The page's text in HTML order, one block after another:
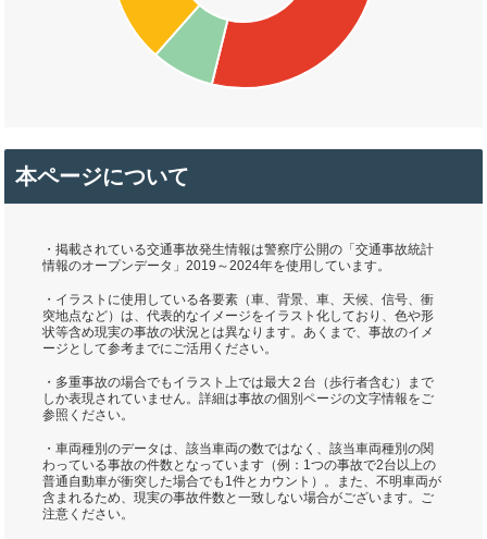
本ページについて
・掲載されている交通事故発生情報は警察庁公開の「交通事故統計
情報のオープンデータ」2019～2024年を使用しています。
・イラストに使用している各要素（車、背景、車、天候、信号、衝
突地点など）は、代表的なイメージをイラスト化しており、色や形
状等含め現実の事故の状況とは異なります。あくまで、事故のイメ
ージとして参考までにご活用ください。
・多重事故の場合でもイラスト上では最大２台（歩行者含む）まで
しか表現されていません。詳細は事故の個別ページの文字情報をご
参照ください。
・車両種別のデータは、該当車両の数ではなく、該当車両種別の関
わっている事故の件数となっています（例：1つの事故で2台以上の
普通自動車が衝突した場合でも1件とカウント）。また、不明車両が
含まれるため、現実の事故件数と一致しない場合がございます。ご
注意ください。